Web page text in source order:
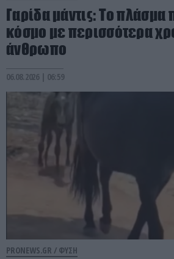
Γαρίδα μάντις: Το πλάσμα
κόσμο με περισσότερα
άνθρωπο
06.08.2026 | 06:59
PRONEWS.GR / ΦΥΣΗ